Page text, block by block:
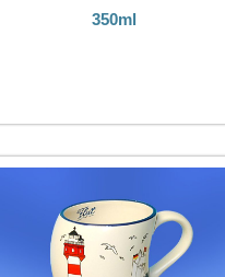
350ml